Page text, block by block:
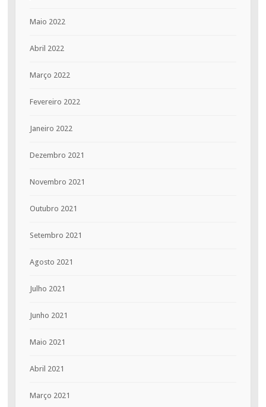
Maio 2022
Abril 2022
Março 2022
Fevereiro 2022
Janeiro 2022
Dezembro 2021
Novembro 2021
Outubro 2021
Setembro 2021
Agosto 2021
Julho 2021
Junho 2021
Maio 2021
Abril 2021
Março 2021